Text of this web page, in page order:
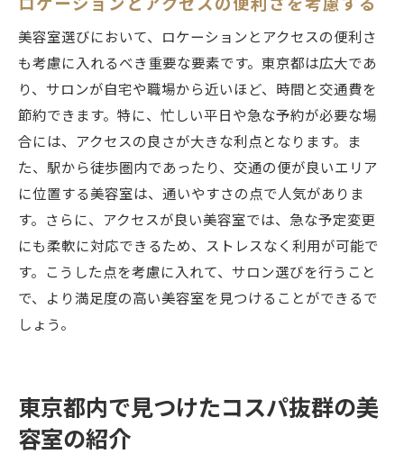
ロケーションとアクセスの便利さを考慮する
美容室選びにおいて、ロケーションとアクセスの便利さ
も考慮に入れるべき重要な要素です。東京都は広大であ
り、サロンが自宅や職場から近いほど、時間と交通費を
節約できます。特に、忙しい平日や急な予約が必要な場
合には、アクセスの良さが大きな利点となります。ま
た、駅から徒歩圏内であったり、交通の便が良いエリア
に位置する美容室は、通いやすさの点で人気がありま
す。さらに、アクセスが良い美容室では、急な予定変更
にも柔軟に対応できるため、ストレスなく利用が可能で
す。こうした点を考慮に入れて、サロン選びを行うこと
で、より満足度の高い美容室を見つけることができるで
しょう。
東京都内で見つけたコスパ抜群の美
容室の紹介